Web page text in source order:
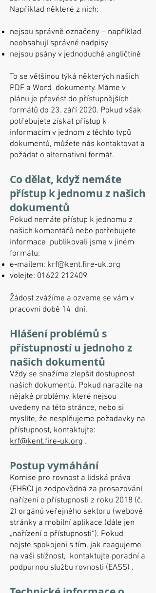
Například některé z nich: ​
nejsou správně označeny – například
neobsahují správné nadpisy
nejsou psány v jednoduché angličtině
To se většinou týká některých našich
PDF a Word dokumenty. Máme v
plánu je převést do přístupnějších
formátů do 23. září 2020. Pokud však
potřebujete získat přístup k
informacím v jednom z těchto typů
dokumentů, můžete nás kontaktovat a
požádat o alternativní formát.
Co dělat, když nemáte
přístup k jednomu z našich
dokumentů
Pokud nemáte přístup k jednomu z
našich komentářů nebo potřebujete
informace publikovali jsme v jiném
formátu:
e-mailem: krf@kent.fire-uk.org
volejte: 01622 212409
Žádost zvážíme a ozveme se vám v
pracovní době 14 dní.
Hlášení problémů s
přístupností u jednoho z
našich dokumentů
Vždy se snažíme zlepšit dostupnost
našich dokumentů. Pokud narazíte na
nějaké problémy, které nejsou
uvedeny na této stránce, nebo si
myslíte, že nesplňujeme požadavky na
přístupnost, kontaktujte:
krf@kent.fire-uk.org .
Postup vymáhání
Komise pro rovnost a lidská práva
(EHRC) je zodpovědná za prosazování
nařízení o přístupnosti z roku 2018 (č.
2) orgánů veřejného sektoru (webové
stránky a mobilní aplikace (dále jen
„nařízení o přístupnosti“). Pokud
nejste spokojeni s tím, jak reagujeme
na vaši stížnost, kontaktujte poradní a
podpůrnou službu rovnosti (EASS) .